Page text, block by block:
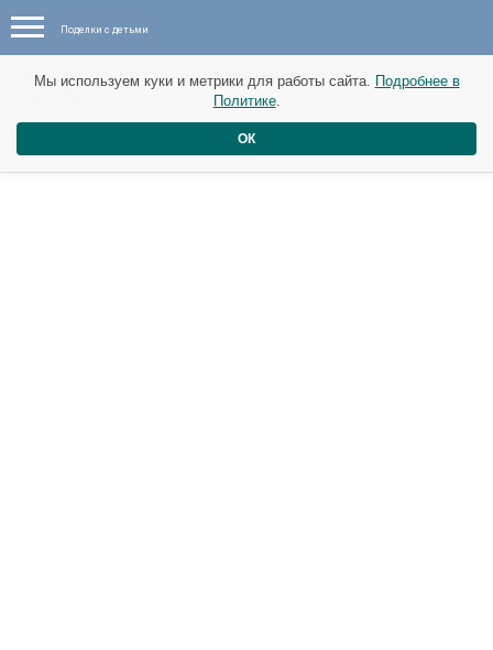
Поделки с детьми
Новые темы в сообществе Поделки с детьми от 17
Мы используем куки и метрики для работы сайта. Подробнее в
Политике.
ОК